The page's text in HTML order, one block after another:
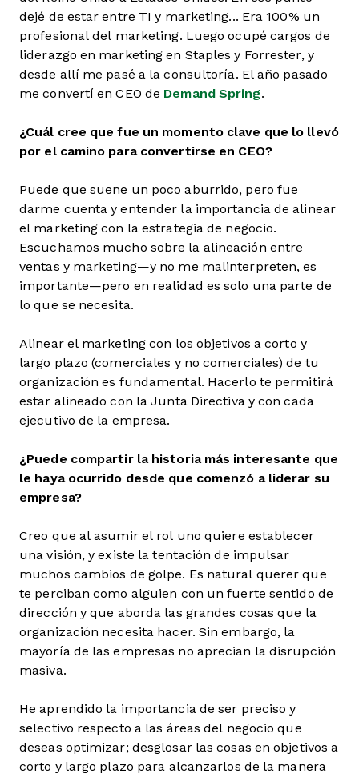
dejé de estar entre TI y marketing... Era 100% un
profesional del marketing. Luego ocupé cargos de
liderazgo en marketing en Staples y Forrester, y
desde allí me pasé a la consultoría. El año pasado
me convertí en CEO de Demand Spring.
¿Cuál cree que fue un momento clave que lo llevó
por el camino para convertirse en CEO?
Puede que suene un poco aburrido, pero fue
darme cuenta y entender la importancia de alinear
el marketing con la estrategia de negocio.
Escuchamos mucho sobre la alineación entre
ventas y marketing—y no me malinterpreten, es
importante—pero en realidad es solo una parte de
lo que se necesita.
Alinear el marketing con los objetivos a corto y
largo plazo (comerciales y no comerciales) de tu
organización es fundamental. Hacerlo te permitirá
estar alineado con la Junta Directiva y con cada
ejecutivo de la empresa.
¿Puede compartir la historia más interesante que
le haya ocurrido desde que comenzó a liderar su
empresa?
Creo que al asumir el rol uno quiere establecer
una visión, y existe la tentación de impulsar
muchos cambios de golpe. Es natural querer que
te perciban como alguien con un fuerte sentido de
dirección y que aborda las grandes cosas que la
organización necesita hacer. Sin embargo, la
mayoría de las empresas no aprecian la disrupción
masiva.
He aprendido la importancia de ser preciso y
selectivo respecto a las áreas del negocio que
deseas optimizar; desglosar las cosas en objetivos a
corto y largo plazo para alcanzarlos de la manera